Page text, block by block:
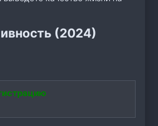
(2024)